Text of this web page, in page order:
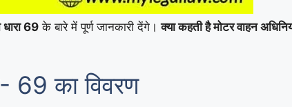
धारा 69 के बारे में पूर्ण जानकारी देंगे।क्या कहती है मोटर वाहन
69 का विवरण